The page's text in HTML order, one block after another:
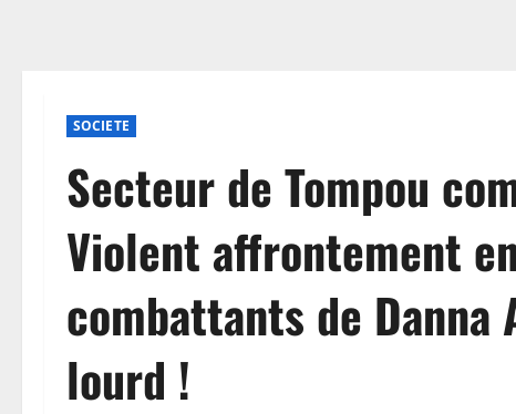
SOCIETE
Secteur de Tompou
Violent affrontement
combattants de Danna
lourd !